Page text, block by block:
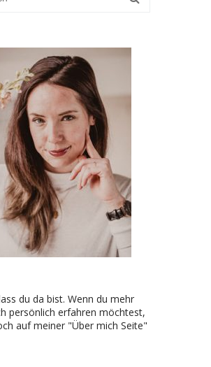
du da bist. Wenn du mehr
persönlich erfahren möchtest,
auf meiner "Über mich Seite"